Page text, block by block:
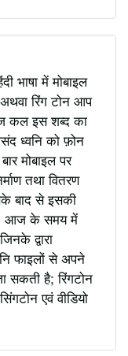
भाषा में मोबाइल
रिंग टोन आप
कल इस शब्द का
ध्वनि को फ़ोन
मोबाइल पर
तथा वितरण
बाद से इसकी
आज के समय में
द्वारा
फाइलों से अपने
सकती है; रिंगटोन
एवं वीडियो